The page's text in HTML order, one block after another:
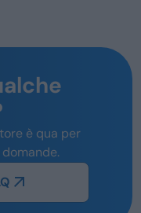
è qua per